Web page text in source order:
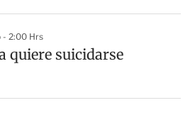
- 2:00 Hrs
quiere suicidarse